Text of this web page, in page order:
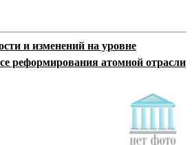
и изменений на уровне
реформирования атомной отрасли